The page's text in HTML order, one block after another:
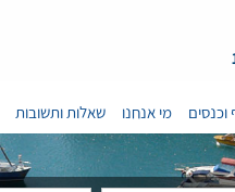
וכנסים מי אנחנו שאלות ותשובות